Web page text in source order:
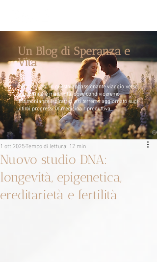
Un Blog di Speranza e
Vita
Unisciti a noi in questo appassionante viaggio verso
la paternità e maternità, dove condivideremo
testimonianze ispiratrici e ti terremo aggiornato sugli
ultimi progressi in medicina riproduttiva.
Nuovo studio DNA:
longevità, epigenetica,
ereditarietà e fertilità
1 ott 2025Tempo di lettura: 12 min